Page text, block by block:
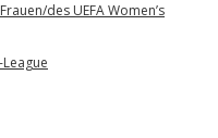
des UEFA Women’s